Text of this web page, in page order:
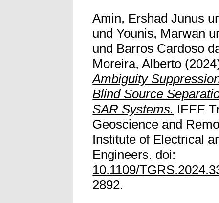
Amin, Ershad Junus
undYounis, Marwan
und Barros Cardoso
Moreira, Alberto
Ambiguity
Blind Source
SAR Systems. IEEE
Geoscience and
Institute of Electrical
Engineers. doi:
10.1109/
2892.